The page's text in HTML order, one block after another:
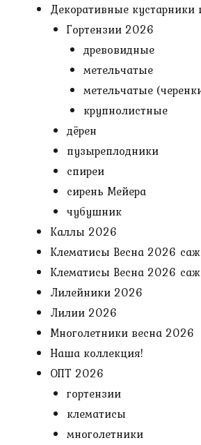
Декоративные кустарники
Гортензии 2026
древовидные
метельчатые
метельчатые
крупнолистные
дёрен
пузыреплодники
спиреи
сирень Мейера
чубушник
Каллы 2026
Клематисы Весна 2026
Клематисы Весна 2026
Лилейники 2026
Лилии 2026
Многолетники весна 2026
Наша коллекция!
ОПТ 2026
гортензии
клематисы
многолетники